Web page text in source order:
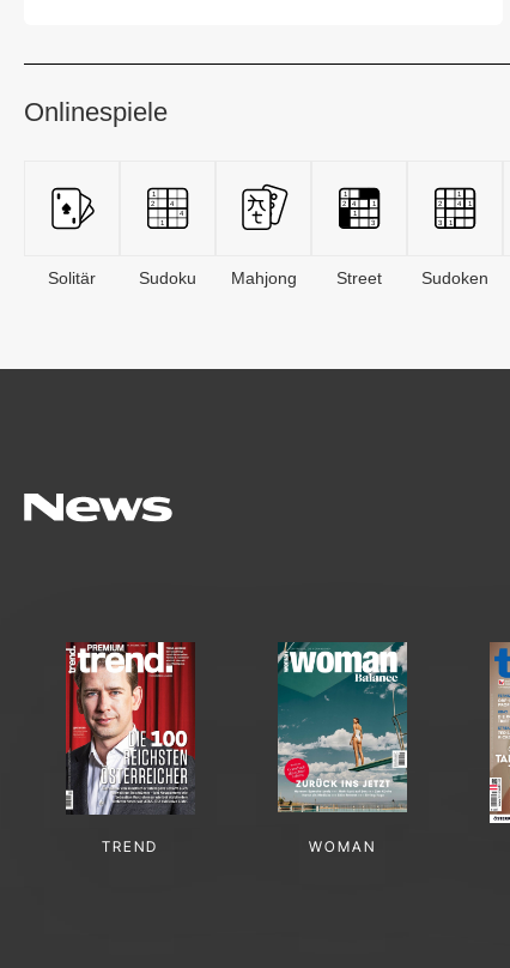
Onlinespiele
Solitär Sudoku Mahjong Street Sudoken
TREND WOMAN